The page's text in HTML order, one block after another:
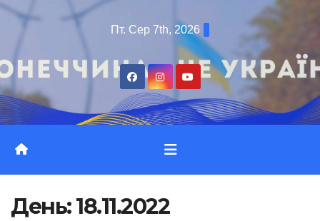
Перейти
Пт. Сер 7th, 2026
День:18.11.2022